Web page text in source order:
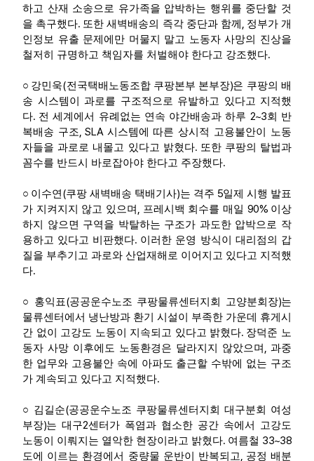
하고 산재 소송으로 유가족을 압박하는 행위를 중단할 것
을 촉구했다. 또한 새벽배송의 즉각 중단과 함께 , 정부가 개
인정보 유출 문제에만 머물지 말고 노동자 사망의 진상을
철저히 규명하고 책임자를 처벌해야 한다고 강조했다.
○ 강민욱(전국택배노동조합 쿠팡본부 본부장)은 쿠팡의 배
송 시스템이 과로를 구조적으로 유발하고 있다고 지적했
다. 전 세계에서 유례없는 연속 야간배송과 하루 2~3회 반
복배송 구조, SLA 시스템에 따른 상시적 고용불안이 노동
자들을 과로로 내몰고 있다고 밝혔다. 또한 쿠팡의 탈법과
꼼수를 반드시 바로잡아야 한다고 주장했다.
○ 이수연 (쿠팡 새벽배송 택배기사)는 격주 5일제 시행 발표
가 지켜지지 않고 있으며 , 프레시백 회수를 매일 90% 이상
하지 않으면 구역을 박탈하는 구조가 과도한 압박으로 작
용하고 있다고 비판했다. 이러한 운영 방식이 대리점의 갑
질을 부추기고 과로와 산업재해로 이어지고 있다고 지적했
다.
○ 홍익표(공공운수노조 쿠팡물류센터지회 고양분회장)는
물류센터에서 냉난방과 환기 시설이 부족한 가운데 휴게시
간 없이 고강도 노동이 지속되고 있다고 밝혔다. 장덕준 노
동자 사망 이후에도 노동환경은 달라지지 않았으며 ,과중
한 업무와 고용불안 속에 아파도 출근할 수밖에 없는 구조
가 계속되고 있다고 지적했다.
○ 김길순(공공운수노조 쿠팡물류센터지회 대구분회 여성
부장)는 대구2센터가 폭염과 협소한 공간 속에서 고강도
노동이 이뤄지는 열악한 현장이라고 밝혔다. 여름철 33~38
도에 이르는 환경에서 중량물 운반이 반복되고, 공정 배분